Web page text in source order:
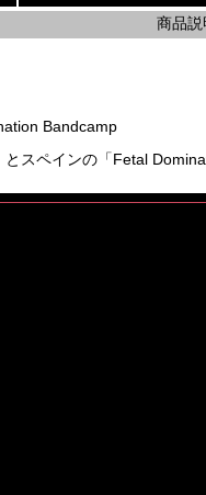
商品説
Bandcamp
スペインの「Fetal